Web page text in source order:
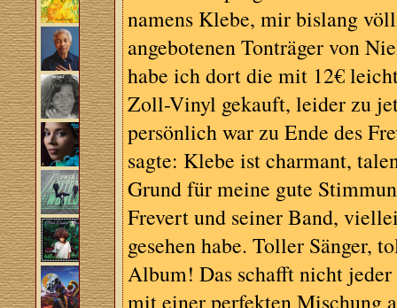
namens Klebe, mir bislang
angebotenen Tonträger von
habe ich dort die mit 12€
Zoll-Vinyl gekauft, leider zu
persönlich war zu Ende des
sagte: Klebe ist charmant,
Grund für meine gute
Frevert und seiner Band,
gesehen habe. Toller Sänger,
Album! Das schafft nicht
mit einer perfekten Mischung